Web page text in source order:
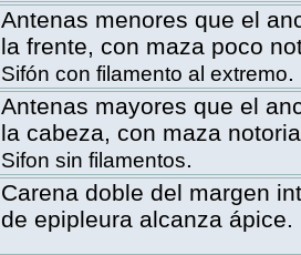
Antenas menores que el
la frente, con maza poco
Sifón con filamento al extremo.
Antenas mayores que el
la cabeza, con maza
Sifon sin filamentos.
Carena doble del margen
de epipleura alcanza ápice.